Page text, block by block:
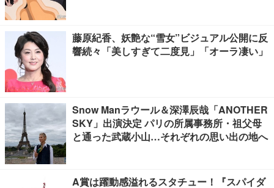
藤原紀香、妖艶な“雪女”ビジュアル公開に反
響続々「美しすぎて二度見」「オーラ凄い」
Snow Manラウール＆深澤辰哉「ANOTHER
SKY」出演決定 パリの所属事務所・祖父母
と通った武蔵小山…それぞれの思い出の地へ
A賞は躍動感溢れるスタチュー！『スパイダ